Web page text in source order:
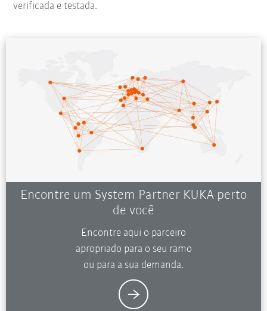
verificada e testada.
Encontre um System Partner KUKA perto
de você
Encontre aqui o parceiro
apropriado para o seu ramo
ou para a sua demanda.